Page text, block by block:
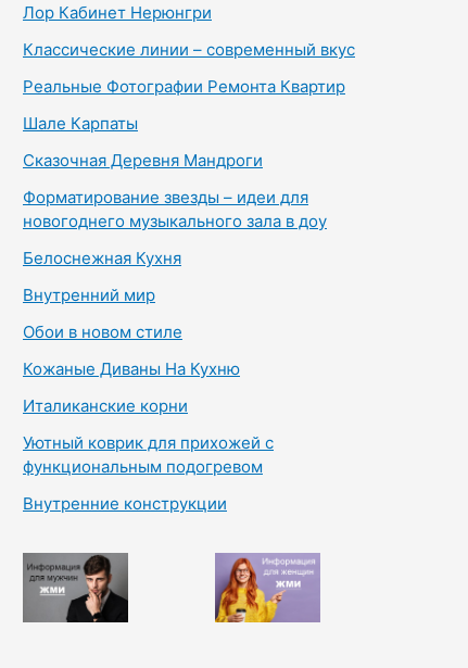
Лор Кабинет Нерюнгри
Классические линии – современный вкус
Реальные Фотографии Ремонта Квартир
Шале Карпаты
Сказочная Деревня Мандроги
Форматирование звезды – идеи для
новогоднего музыкального зала в доу
Белоснежная Кухня
Внутренний мир
Обои в новом стиле
Кожаные Диваны На Кухню
Италиканские корни
Уютный коврик для прихожей с
функциональным подогревом
Внутренние конструкции